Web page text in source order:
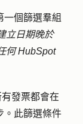
一個篩選羣組
立日期晚於
何 HubSpot
發票都會在
。此篩選條件